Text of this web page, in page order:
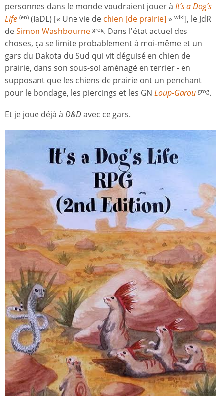
personnes dans le monde voudraient jouer à It’s a Dog’s
Life (en) (IaDL) [« Une vie de chien [de prairie] » wiki], le JdR
deSimon Washbourne grog. Dans l'état actuel des
choses, ça se limite probablement à moi-même et un
gars du Dakota du Sud qui vit déguisé en chien de
prairie, dans son sous-sol aménagé en terrier - en
supposant que les chiens de prairie ont un penchant
pour le bondage, les piercings et les GN L​oup-Garou grog.
Et je joue déjà à D&Davec ce gars.